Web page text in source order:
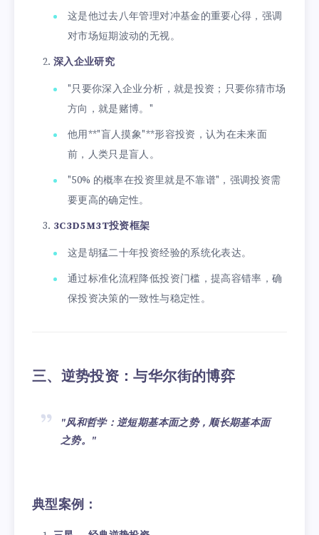
这是他过去八年管理对冲基金的重要心得，强调
对市场短期波动的无视。
深入企业研究
"只要你深入企业分析，就是投资；只要你猜市场
方向，就是赌博。"
他用**"盲人摸象"**形容投资，认为在未来面
前，人类只是盲人。
"50% 的概率在投资里就是不靠谱"，强调投资需
要更高的确定性。
3C3D5M3T投资框架
这是胡猛二十年投资经验的系统化表达。
通过标准化流程降低投资门槛，提高容错率，确
保投资决策的一致性与稳定性。
三、逆势投资：与华尔街的博弈
"风和哲学：逆短期基本面之势，顺长期基本面
之势。"
典型案例：